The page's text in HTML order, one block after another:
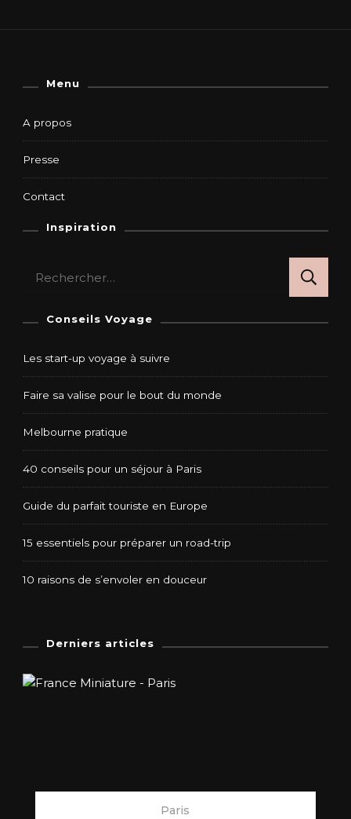
Menu
A propos
Presse
Contact
Inspiration
Conseils Voyage
Les start-up voyage à suivre
Faire sa valise pour le bout du monde
Melbourne pratique
40 conseils pour un séjour à Paris
Guide du parfait touriste en Europe
15 essentiels pour préparer un road-trip
10 raisons de s’envoler en douceur
Derniers articles
Paris